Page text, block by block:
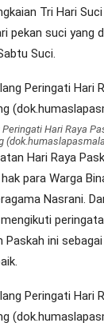
Tri Hari
pekan suci yang
Suci.
Hari Raya
Hari Raya
para Warga
Nasrani.
Paskah ini